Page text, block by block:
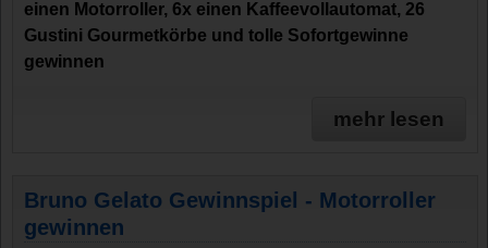
einen Motorroller, 6x einen Kaffeevollautomat, 26
Gustini Gourmetkörbe und tolle Sofortgewinne
gewinnen
mehr lesen
Bruno Gelato Gewinnspiel - Motorroller
gewinnen